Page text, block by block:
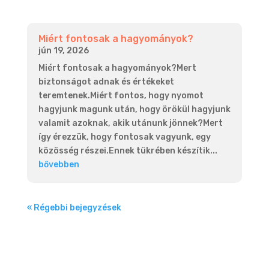
Miért fontosak a hagyományok?
jún 19, 2026
Miért fontosak a hagyományok?Mert
biztonságot adnak és értékeket
teremtenek.Miért fontos, hogy nyomot
hagyjunk magunk után, hogy örökül hagyjunk
valamit azoknak, akik utánunk jönnek?Mert
így érezzük, hogy fontosak vagyunk, egy
közösség részei.Ennek tükrében készítik...
bővebben
« Régebbi bejegyzések